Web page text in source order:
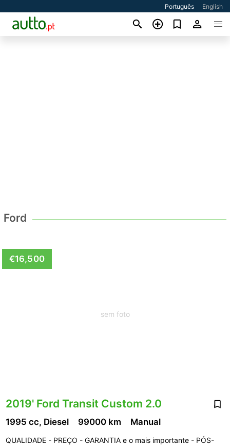
Português English
Ford
sem foto
€16,500
2019' Ford Transit Custom 2.0
1995 cc, Diesel 99000 km Manual
QUALIDADE - PREÇO - GARANTIA e o mais importante - PÓS-